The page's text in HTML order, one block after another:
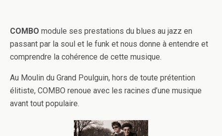
COMBO module ses prestations du blues au jazz en
passant par la soul et le funk et nous donne à entendre et
comprendre la cohérence de cette musique.
Au Moulin du Grand Poulguin, hors de toute prétention
élitiste, COMBO renoue avec les racines d’une musique
avant tout populaire.